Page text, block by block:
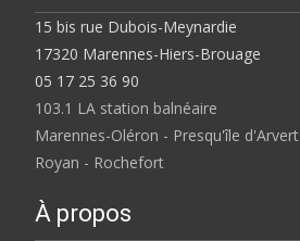
15 bis rue Dubois-Meynardie
17320 Marennes-Hiers-Brouage
05 17 25 36 90
103.1 LA station balnéaire
Marennes-Oléron - Presqu'île d'Arvert
Royan - Rochefort
À propos